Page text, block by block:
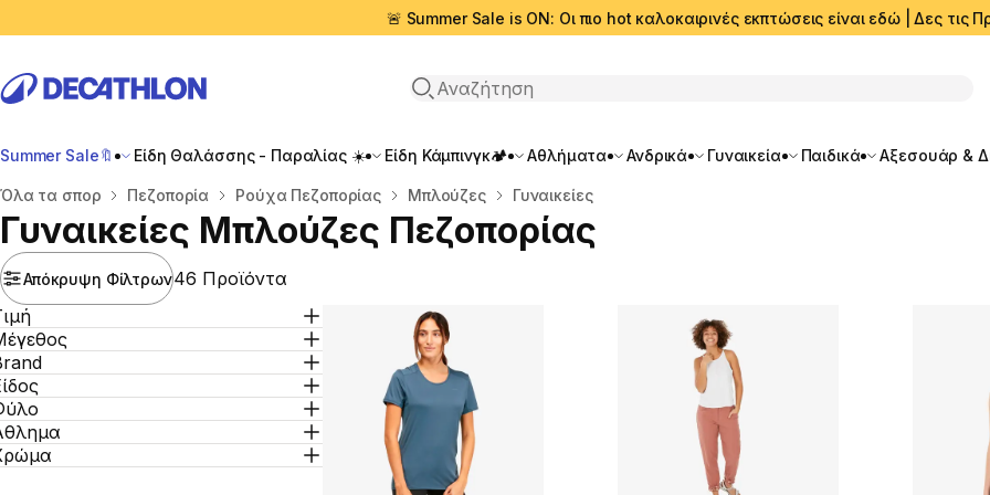
🚨 Summer Sale is ON: Οι πιο hot καλοκαιρινές εκπτώσεις είναι εδώ | Δες τις
Αναζήτηση
Summer Sale🔖 Είδη Θαλάσσης - Παραλίας ☀️ Είδη Κάμπινγκ🏕️ Αθλήματα Ανδρικά Γυναικεία Παιδικά Αξεσουάρ &
Αρχική σελίδα
Όλα τα σπορ Πεζοπορία Ρούχα Πεζοπορίας Μπλούζες Γυναικείες
Γυναικείες Μπλούζες Πεζοπορίας
Απόκρυψη Φίλτρων46 Προϊόντα